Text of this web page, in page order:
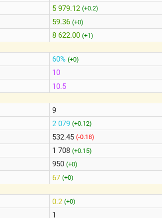
5 979.12 (+0.2)
59.36 (+0)
8 622.00 (+1)
60%(+0)
10
10.5
9
2 079(+0.12)
532.45(-0.18)
1 708(+0.15)
950(+0)
67(+0)
0.2(+0)
1